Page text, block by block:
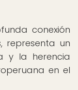
conexión
representa un
y la herencia
en el